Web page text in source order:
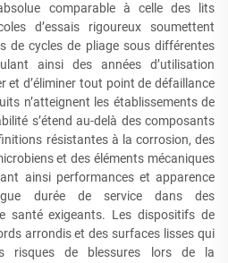
comparable à celle des lits
d’essais rigoureux soumettent
de cycles de pliage sous différentes
ainsi des années d’utilisation
et d’éliminer tout point de défaillance
n’atteignent les établissements de
s’étend au-delà des composants
résistantes à la corrosion, des
et des éléments mécaniques
ainsi performances et apparence
durée de service dans des
santé exigeants. Les dispositifs de
arrondis et des surfaces lisses qui
risques de blessures lors de la